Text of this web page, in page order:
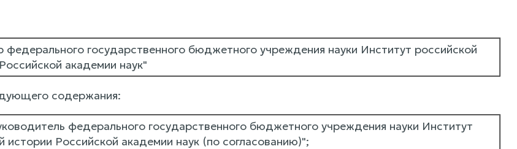
федерального государственного бюджетного учреждения науки Институт российской
академии наук"
содержания:
федерального государственного бюджетного учреждения науки Институт
истории Российской академии наук (по согласованию)";